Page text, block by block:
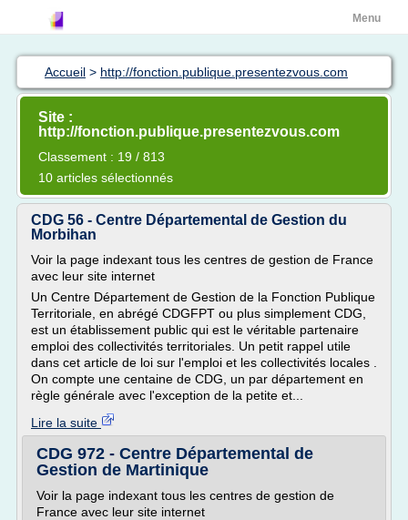
Menu
Accueil > http://fonction.publique.presentezvous.com
Site :
http://fonction.publique.presentezvous.com
Classement : 19 / 813
10 articles sélectionnés
CDG 56 - Centre Départemental de Gestion du
Morbihan
Voir la page indexant tous les centres de gestion de France
avec leur site internet
Un Centre Département de Gestion de la Fonction Publique
Territoriale, en abrégé CDGFPT ou plus simplement CDG,
est un établissement public qui est le véritable partenaire
emploi des collectivités territoriales. Un petit rappel utile
dans cet article de loi sur l'emploi et les collectivités locales .
On compte une centaine de CDG, un par département en
règle générale avec l'exception de la petite et...
Lire la suite
CDG 972 - Centre Départemental de
Gestion de Martinique
Voir la page indexant tous les centres de gestion de
France avec leur site internet